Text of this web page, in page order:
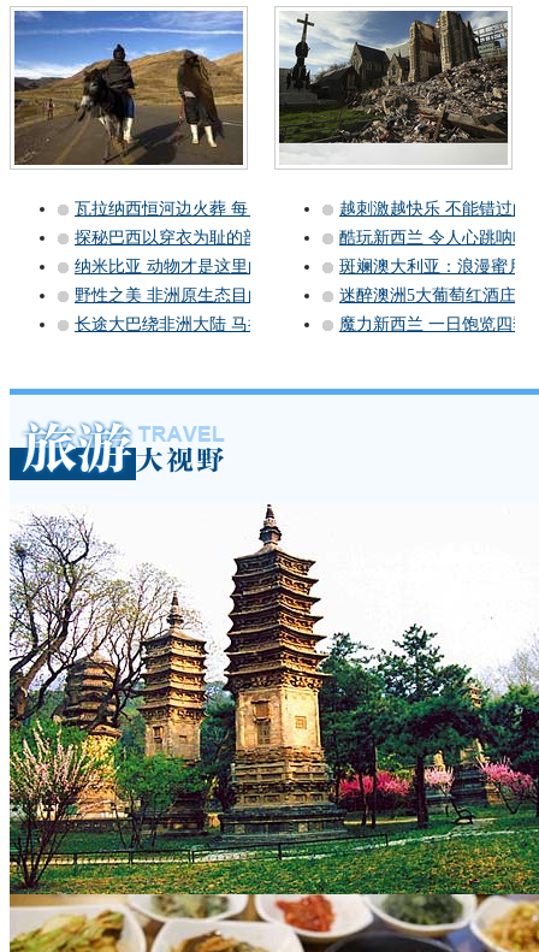
瓦拉纳西恒河边火葬 每日25
探秘巴西以穿衣为耻的部落
纳米比亚 动物才是这里的主
野性之美 非洲原生态目的地
长途大巴绕非洲大陆 马拉维
越刺激越快乐 不能错过的
酷玩新西兰 令人心跳呐喊
斑斓澳大利亚：浪漫蜜月
迷醉澳洲5大葡萄红酒庄
魔力新西兰 一日饱览四季